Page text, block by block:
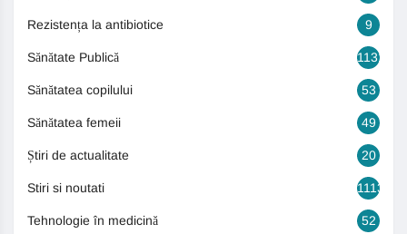
Rezistența la antibiotice 9
Sănătate Publică 1131
Sănătatea copilului 53
Sănătatea femeii 49
Știri de actualitate 20
Stiri si noutati 1113
Tehnologie în medicină 52